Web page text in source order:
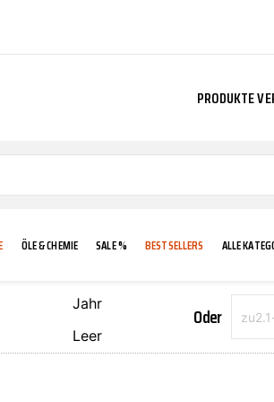
PRODUKTE
ÖLE & CHEMIE SALE % BESTSELLERS ALLE
KÜHLERGRILL
CARCARE
FROSTSCHUTZ
ADDINOL
Jahr
Leer
Oder